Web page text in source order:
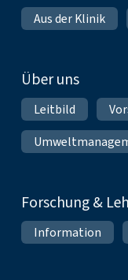
Aus der Klinik
Über uns
Leitbild
Forschung &
Information